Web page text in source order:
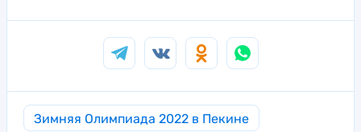
Зимняя Олимпиада 2022 в Пекине